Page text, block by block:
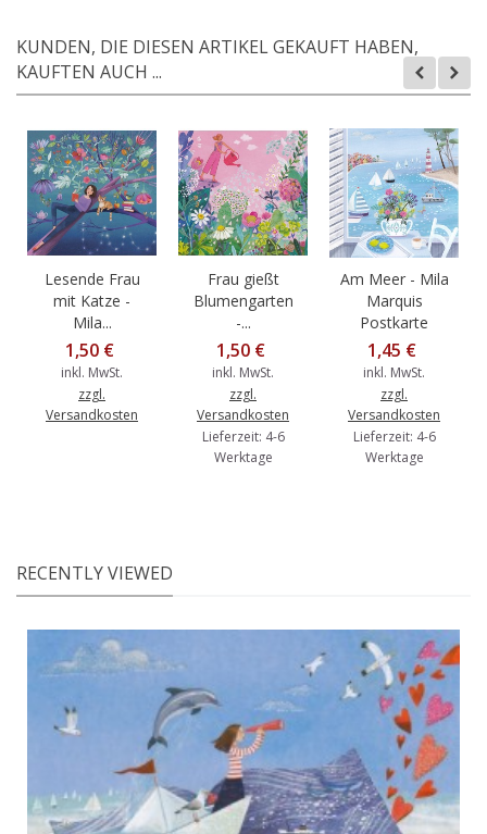
KUNDEN, DIE DIESEN ARTIKEL GEKAUFT HABEN,
KAUFTEN AUCH ...
Lesende Frau
mit Katze -
Mila...
1,50 €
inkl. MwSt.
zzgl.
Versandkosten
Frau gießt
Blumengarten
-...
1,50 €
inkl. MwSt.
zzgl.
Versandkosten
Lieferzeit: 4-6
Werktage
Am Meer - Mila
Marquis
Postkarte
1,45 €
inkl. MwSt.
zzgl.
Versandkosten
Lieferzeit: 4-6
Werktage
RECENTLY VIEWED